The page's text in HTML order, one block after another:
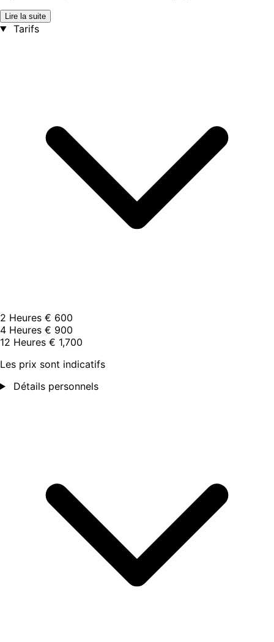
Lire la suite
Tarifs
2 Heures € 600
4 Heures € 900
12 Heures € 1,700
Les prix sont indicatifs
Détails personnels